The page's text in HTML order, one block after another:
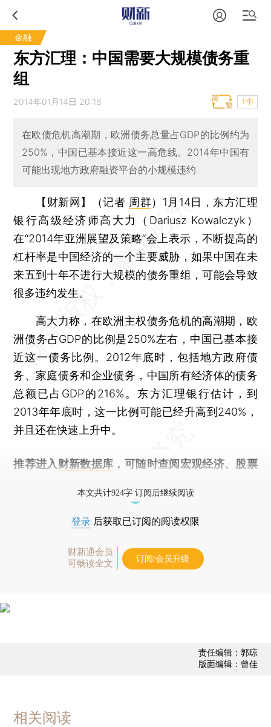
金融
东方汇理：中国需要大规模债务重
组
2014年01月14日 20:18 T中
在欧债危机高潮期，欧洲债务总量占GDP的比例约为
250%，中国已基本接近这一高危线。2014年中国有
可能出现地方政府融资平台的小规模违约
【财新网】（记者 周群） 1月14日，东方汇理
银行高级经济师高大力（Dariusz Kowalczyk）
在“2014年亚洲展望及策略”会上表示，不断提高的
杠杆率是中国经济的一个主要威胁，如果中国在未
来五到十年不进行大规模的债务重组，可能会导致
很多违约发生。
高大力称，在欧洲主权债务危机的高潮期，欧
洲债务占GDP的比例是250%左右，中国已基本接
近这一债务比例。2012年底时，包括地方政府债
务、家庭债务和企业债务，中国所有经济体的债务
总额已占GDP的216%。东方汇理银行估计，到
2013年年底时，这一比例可能已经升高到240%，
并且还在快速上升中。
推荐进入 财新数据库 ，可随时查阅宏观经济、股票
本文共计924字 订阅后继续阅读
登录 后获取已订阅的阅读权限
财新通会员
可畅读全文
订阅/会员升级
责任编辑：郭琼
版面编辑：曾佳
相关阅读